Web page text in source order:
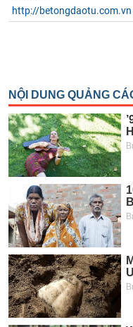
http://betongdaotu.com.vn